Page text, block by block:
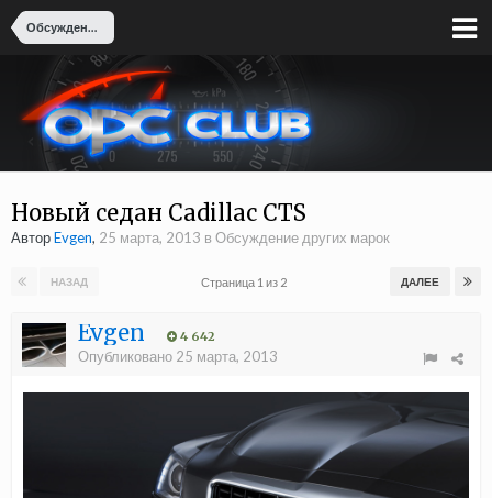
Обсуждение других марок
Новый седан Cadillac CTS
АвторEvgen, 25 марта, 2013 в Обсуждение других марок
НАЗАД ДАЛЕЕ
Страница 1 из 2
Evgen 4 642
Опубликовано 25 марта, 2013